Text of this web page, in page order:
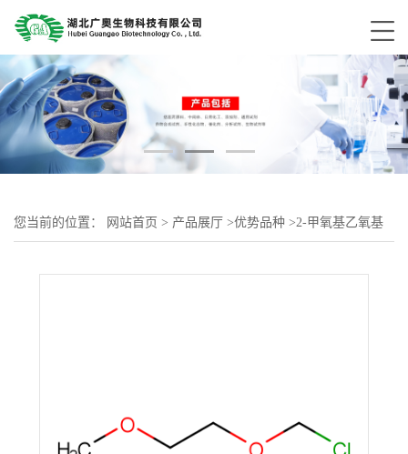
您当前的位置： 网站首页 > 产品展厅 >优势品种 >2-甲氧基乙氧基